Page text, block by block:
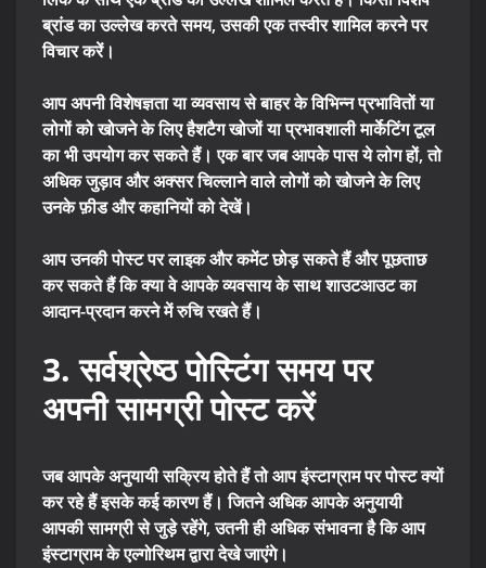
ब्रांड का उल्लेख करते समय, उसकी एक तस्वीर शामिल करने पर
विचार करें।
आप अपनी विशेषज्ञता या व्यवसाय से बाहर के विभिन्न प्रभावितों या
लोगों को खोजने के लिए हैशटैग खोजों या प्रभावशाली मार्केटिंग टूल
का भी उपयोग कर सकते हैं। एक बार जब आपके पास ये लोग हों, तो
अधिक जुड़ाव और अक्सर चिल्लाने वाले लोगों को खोजने के लिए
उनके फ़ीड और कहानियों को देखें।
आप उनकी पोस्ट पर लाइक और कमेंट छोड़ सकते हैं और पूछताछ
कर सकते हैं कि क्या वे आपके व्यवसाय के साथ शाउटआउट का
आदान-प्रदान करने में रुचि रखते हैं।
3. सर्वश्रेष्ठ पोस्टिंग समय पर
अपनी सामग्री पोस्ट करें
जब आपके अनुयायी सक्रिय होते हैं तो आप इंस्टाग्राम पर पोस्ट क्यों
कर रहे हैं इसके कई कारण हैं। जितने अधिक आपके अनुयायी
आपकी सामग्री से जुड़े रहेंगे, उतनी ही अधिक संभावना है कि आप
इंस्टाग्राम के एल्गोरिथम द्वारा देखे जाएंगे।